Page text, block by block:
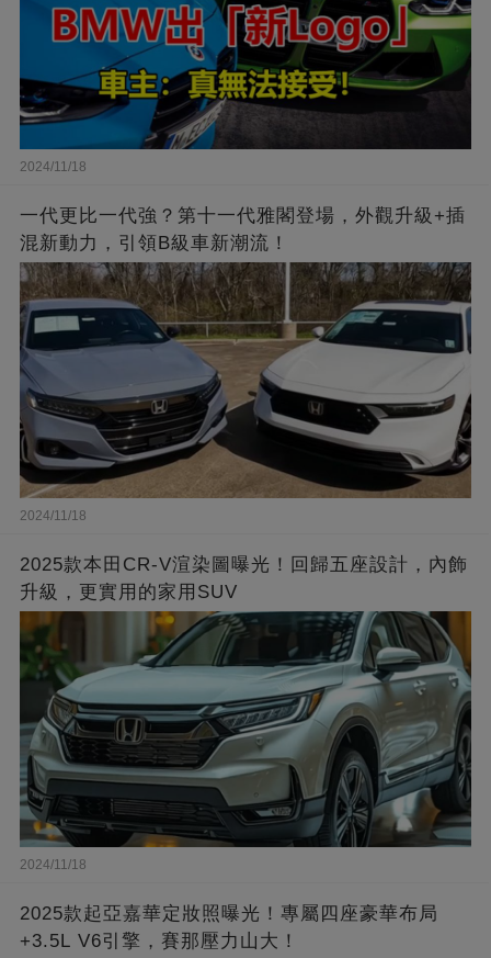
2024/11/18
一代更比一代強？第十一代雅閣登場，外觀升級+插
混新動力，引領B級車新潮流！
2024/11/18
2025款本田CR-V渲染圖曝光！回歸五座設計，內飾
升級，更實用的家用SUV
2024/11/18
2025款起亞嘉華定妝照曝光！專屬四座豪華布局
+3.5L V6引擎，賽那壓力山大！